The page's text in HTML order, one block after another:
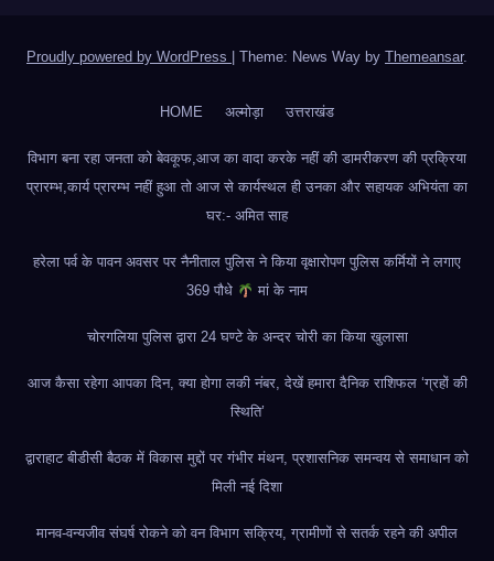
Proudly powered by WordPress Theme: News Way by Themeansar.
HOME अल्मोड़ा उत्तराखंड
विभाग बना रहा जनता को बेवकूफ,आज का वादा करके नहीं की डामरीकरण की प्रक्रिया
प्रारम्भ,कार्य प्रारम्भ नहीं हुआ तो आज से कार्यस्थल ही उनका और सहायक अभियंता का
घर:- अमित साह
हरेला पर्व के पावन अवसर पर नैनीताल पुलिस ने किया वृक्षारोपण पुलिस कर्मियों ने लगाए
369 पौधे
मां के नाम
चोरगलिया पुलिस द्वारा 24 घण्टे के अन्दर चोरी का किया खुलासा
आज कैसा रहेगा आपका दिन, क्या होगा लकी नंबर, देखें हमारा दैनिक राशिफल ‘ग्रहों की
स्थिति’
द्वाराहाट बीडीसी बैठक में विकास मुद्दों पर गंभीर मंथन, प्रशासनिक समन्वय से समाधान को
मिली नई दिशा
मानव-वन्यजीव संघर्ष रोकने को वन विभाग सक्रिय, ग्रामीणों से सतर्क रहने की अपील